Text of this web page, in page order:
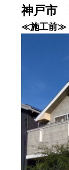
神戸市
≪施工前≫